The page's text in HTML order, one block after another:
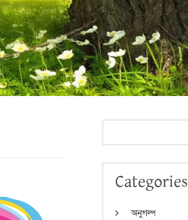
Categories
অনুগল্প